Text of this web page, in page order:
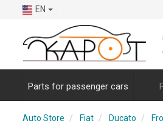
EN
Parts for passenger cars
Auto Store Fiat Ducato